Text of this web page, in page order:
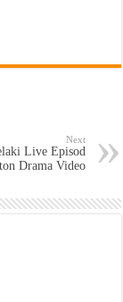
Next
Live Episod
Drama Video